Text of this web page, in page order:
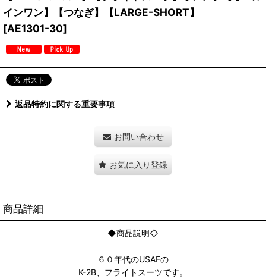
インワン】【つなぎ】【LARGE-SHORT】
[AE1301-30]
返品特約に関する重要事項
お問い合わせ
お気に入り登録
商品詳細
◆商品説明◇
６０年代のUSAFの
K-2B、フライトスーツです。